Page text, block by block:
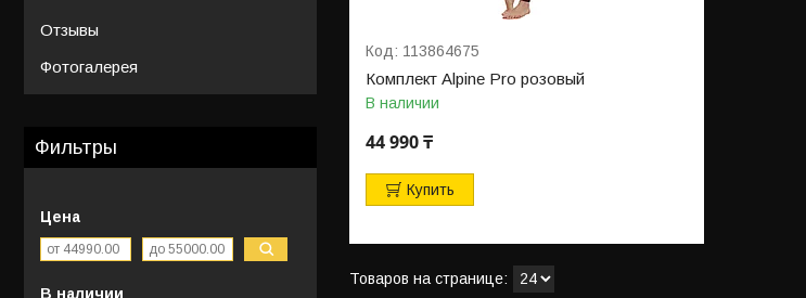
113864675
Комплект Alpine Pro розовый
В наличии
44 990 ₸
Купить
Отзывы
Фотогалерея
Фильтры
Цена
В наличии